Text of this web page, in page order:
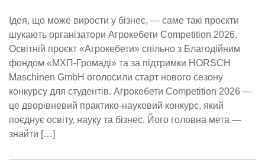
Ідея, що може вирости у бізнес, — саме такі проєкти
шукають організатори Агрокебети Competition 2026.
Освітній проєкт «Агрокебети» спільно з Благодійним
фондом «МХП-Громаді» та за підтримки HORSCH
Maschinen GmbH оголосили старт нового сезону
конкурсу для студентів. Агрокебети Competition 2026 —
це дворівневий практико-науковий конкурс, який
поєднує освіту, науку та бізнес. Його головна мета —
знайти […]